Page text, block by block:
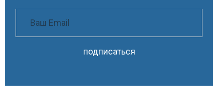
подписаться